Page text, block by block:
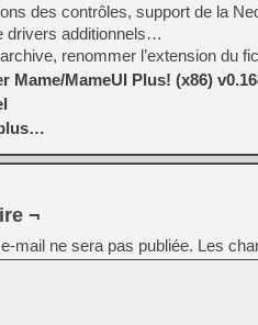
des contrôles, support de la
drivers additionnels…
renommer l’extension du
Mame/MameUI Plus! (x86)
¬
mail ne sera pas publiée. Les